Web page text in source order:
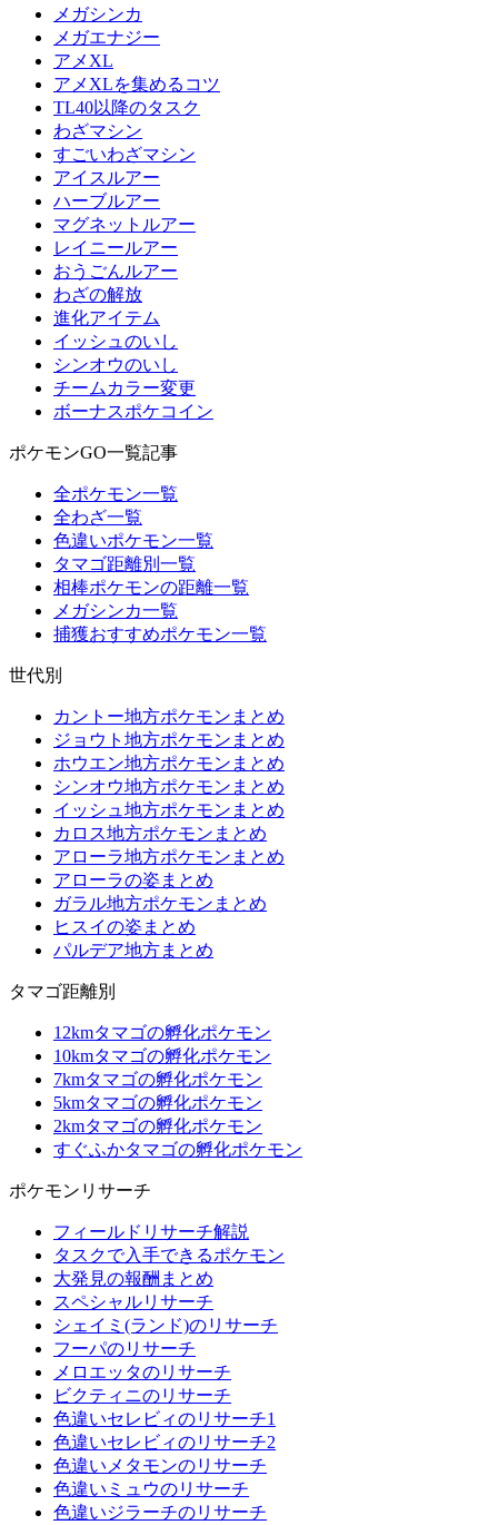
メガシンカ
メガエナジー
アメXL
アメXLを集めるコツ
TL40以降のタスク
わざマシン
すごいわざマシン
アイスルアー
ハーブルアー
マグネットルアー
レイニールアー
おうごんルアー
わざの解放
進化アイテム
イッシュのいし
シンオウのいし
チームカラー変更
ボーナスポケコイン
ポケモンGO一覧記事
全ポケモン一覧
全わざ一覧
色違いポケモン一覧
タマゴ距離別一覧
相棒ポケモンの距離一覧
メガシンカ一覧
捕獲おすすめポケモン一覧
世代別
カントー地方ポケモンまとめ
ジョウト地方ポケモンまとめ
ホウエン地方ポケモンまとめ
シンオウ地方ポケモンまとめ
イッシュ地方ポケモンまとめ
カロス地方ポケモンまとめ
アローラ地方ポケモンまとめ
アローラの姿まとめ
ガラル地方ポケモンまとめ
ヒスイの姿まとめ
パルデア地方まとめ
タマゴ距離別
12kmタマゴの孵化ポケモン
10kmタマゴの孵化ポケモン
7kmタマゴの孵化ポケモン
5kmタマゴの孵化ポケモン
2kmタマゴの孵化ポケモン
すぐふかタマゴの孵化ポケモン
ポケモンリサーチ
フィールドリサーチ解説
タスクで入手できるポケモン
大発見の報酬まとめ
スペシャルリサーチ
シェイミ(ランド)のリサーチ
フーパのリサーチ
メロエッタのリサーチ
ビクティニのリサーチ
色違いセレビィのリサーチ1
色違いセレビィのリサーチ2
色違いメタモンのリサーチ
色違いミュウのリサーチ
色違いジラーチのリサーチ